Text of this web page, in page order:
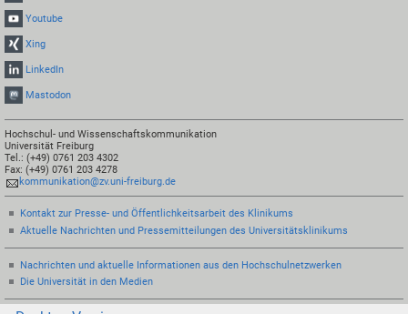
Youtube
Xing
LinkedIn
Mastodon
Hochschul- und Wissenschaftskommunikation
Universität Freiburg
Tel.: (+49) 0761 203 4302
Fax: (+49) 0761 203 4278
kommunikation@zv.uni-freiburg.de
Kontakt zur Presse- und Öffentlichkeitsarbeit des Klinikums
Aktuelle Nachrichten und Pressemitteilungen des Universitätsklinikums
Nachrichten und aktuelle Informationen aus den Hochschulnetzwerken
Die Universität in den Medien